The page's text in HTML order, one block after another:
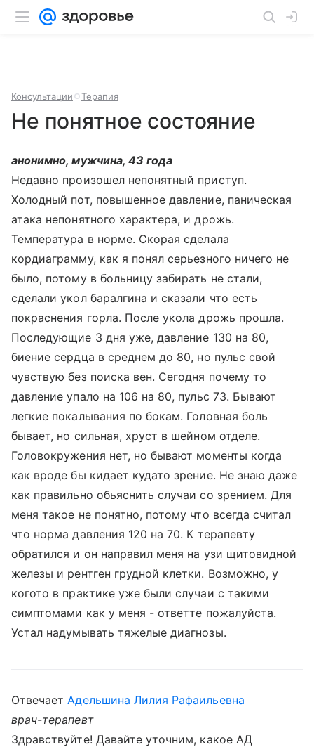
Консультации Терапия
Не понятное состояние
анонимно, мужчина, 43 года
Недавно произошел непонятный приступ.
Холодный пот, повышенное давление, паническая
атака непонятного характера, и дрожь.
Температура в норме. Скорая сделала
кордиаграмму, как я понял серьезного ничего не
было, потому в больницу забирать не стали,
сделали укол баралгина и сказали что есть
покраснения горла. После укола дрожь прошла.
Последующие 3 дня уже, давление 130 на 80,
биение сердца в среднем до 80, но пульс свой
чувствую без поиска вен. Сегодня почему то
давление упало на 106 на 80, пульс 73. Бывают
легкие покалывания по бокам. Головная боль
бывает, но сильная, хруст в шейном отделе.
Головокружения нет, но бывают моменты когда
как вроде бы кидает кудато зрение. Не знаю даже
как правильно обьяснить случаи со зрением. Для
меня такое не понятно, потому что всегда считал
что норма давления 120 на 70. К терапевту
обратился и он направил меня на узи щитовидной
железы и рентген грудной клетки. Возможно, у
когото в практике уже были случаи с такими
симптомами как у меня - ответте пожалуйста.
Устал надумывать тяжелые диагнозы.
ОтвечаетАдельшина Лилия Рафаильевна
врач-терапевт
Здравствуйте! Давайте уточним, какое АД